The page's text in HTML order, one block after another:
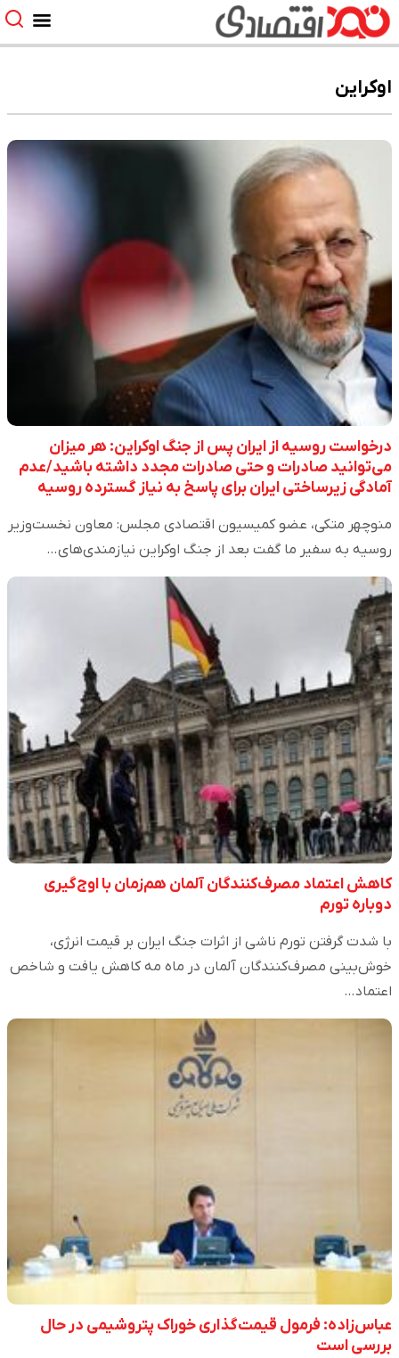
اوکراین
درخواست روسیه از ایران پس از جنگ اوکراین: هر میزان
می‌توانید صادرات و حتی صادرات مجدد داشته باشید/عدم
آمادگی زیرساختی ایران برای پاسخ به نیاز گسترده روسیه
منوچهر متکی، عضو کمیسیون اقتصادی مجلس: معاون نخست‌وزیر
روسیه به سفیر ما گفت بعد از جنگ اوکراین نیازمندی‌های…
کاهش اعتماد مصرف‌کنندگان آلمان هم‌زمان با اوج‌گیری
دوباره تورم
با شدت گرفتن تورم ناشی از اثرات جنگ ایران بر قیمت انرژی،
خوش‌بینی مصرف‌کنندگان آلمان در ماه مه کاهش یافت و شاخص
اعتماد…
عباس‌زاده: فرمول قیمت‌گذاری خوراک پتروشیمی در حال
بررسی است